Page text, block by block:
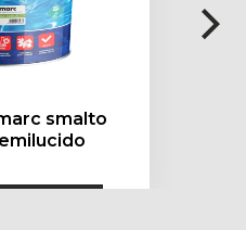
smalto